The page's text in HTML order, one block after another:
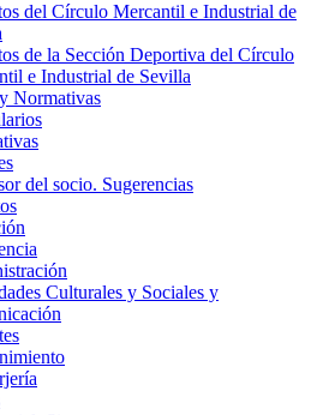
del Círculo Mercantil e Industrial de
de la Sección Deportiva del Círculo
e Industrial de Sevilla
Normativas
del socio. Sugerencias
Culturales y Sociales y